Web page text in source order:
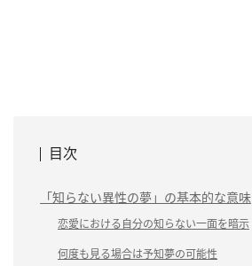
目次
「知らない異性の夢」の基本的な意味
恋愛における自分の知らない一面を暗示
何度も見る場合は予知夢の可能性